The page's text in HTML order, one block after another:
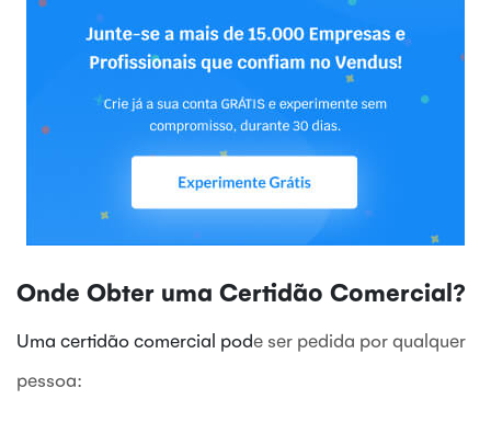
Onde Obter uma Certidão Comercial?
Uma certidão comercial pode ser pedida por qualquer
pessoa: